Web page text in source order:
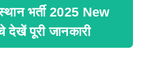
भर्ती 2025 New
पूरी जानकारी